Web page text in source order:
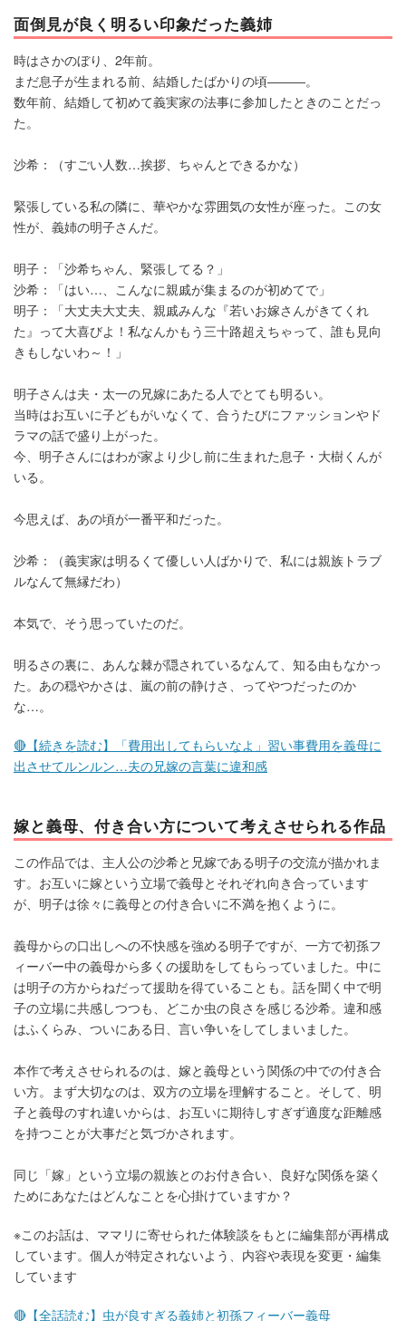
面倒見が良く明るい印象だった義姉
時はさかのぼり、2年前。
まだ息子が生まれる前、結婚したばかりの頃―――。
数年前、結婚して初めて義実家の法事に参加したときのことだっ
た。
沙希：（すごい人数…挨拶、ちゃんとできるかな）
緊張している私の隣に、華やかな雰囲気の女性が座った。この女
性が、義姉の明子さんだ。
明子：「沙希ちゃん、緊張してる？」
沙希：「はい…、こんなに親戚が集まるのが初めてで」
明子：「大丈夫大丈夫、親戚みんな『若いお嫁さんがきてくれ
た』って大喜びよ！私なんかもう三十路超えちゃって、誰も見向
きもしないわ～！」
明子さんは夫・太一の兄嫁にあたる人でとても明るい。
当時はお互いに子どもがいなくて、合うたびにファッションやド
ラマの話で盛り上がった。
今、明子さんにはわが家より少し前に生まれた息子・大樹くんが
いる。
今思えば、あの頃が一番平和だった。
沙希：（義実家は明るくて優しい人ばかりで、私には親族トラブ
ルなんて無縁だわ）
本気で、そう思っていたのだ。
明るさの裏に、あんな棘が隠されているなんて、知る由もなかっ
た。あの穏やかさは、嵐の前の静けさ、ってやつだったのか
な…。
🔴【続きを読む】「費用出してもらいなよ」習い事費用を義母に
出させてルンルン…夫の兄嫁の言葉に違和感
嫁と義母、付き合い方について考えさせられる作品
この作品では、主人公の沙希と兄嫁である明子の交流が描かれま
す。お互いに嫁という立場で義母とそれぞれ向き合っています
が、明子は徐々に義母との付き合いに不満を抱くように。
義母からの口出しへの不快感を強める明子ですが、一方で初孫フ
ィーバー中の義母から多くの援助をしてもらっていました。中に
は明子の方からねだって援助を得ていることも。話を聞く中で明
子の立場に共感しつつも、どこか虫の良さを感じる沙希。違和感
はふくらみ、ついにある日、言い争いをしてしまいました。
本作で考えさせられるのは、嫁と義母という関係の中での付き合
い方。まず大切なのは、双方の立場を理解すること。そして、明
子と義母のすれ違いからは、お互いに期待しすぎず適度な距離感
を持つことが大事だと気づかされます。
同じ「嫁」という立場の親族とのお付き合い、良好な関係を築く
ためにあなたはどんなことを心掛けていますか？
※このお話は、ママリに寄せられた体験談をもとに編集部が再構成
しています。個人が特定されないよう、内容や表現を変更・編集
しています
🔴【全話読む】虫が良すぎる義姉と初孫フィーバー義母